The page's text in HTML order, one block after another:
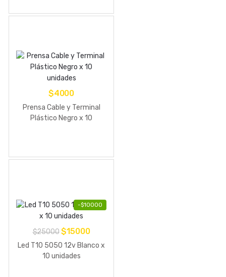
$4000
Prensa Cable y Terminal
Plástico Negro x 10
-$10000
$25000 El
precio
original
$15000El
precio
Led T10 5050 12v Blanco x
10 unidades